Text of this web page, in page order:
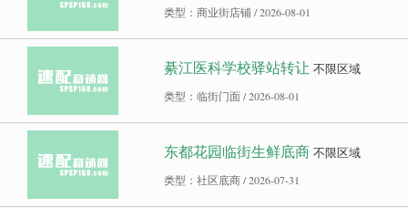
类型：商业街店铺 / 2026-08-01
綦江医科学校驿站转让 不限区域
类型：临街门面 / 2026-08-01
东都花园临街生鲜底商 不限区域
类型：社区底商 / 2026-07-31